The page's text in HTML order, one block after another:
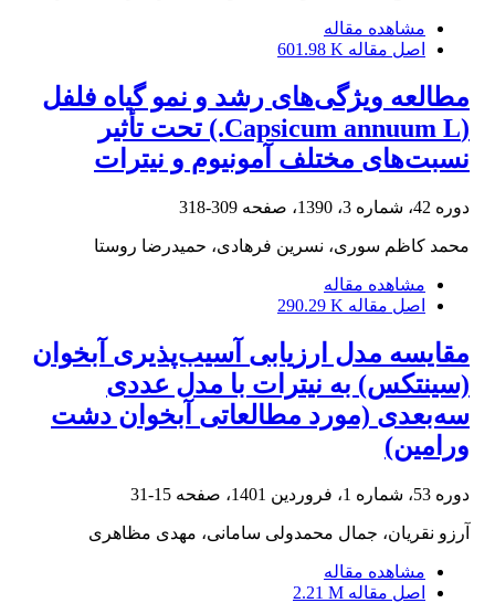
مشاهده مقاله
اصل مقاله 601.98 K
مطالعه ویژگی‌های رشد و نمو گیاه فلفل
(Capsicum annuum L.) تحت تأثیر
نسبت‌های مختلف آمونیوم و نیترات
دوره 42، شماره 3، 1390، صفحه 309-318
محمد کاظم سوری، نسرین فرهادی، حمیدرضا روستا
مشاهده مقاله
اصل مقاله 290.29 K
مقایسه مدل ارزیابی آسیب‌پذیری آبخوان
(سینتکس) به نیترات با مدل عددی
سه‌بعدی (مورد مطالعاتی آبخوان دشت
ورامین)
دوره 53، شماره 1، فروردین 1401، صفحه 15-31
آرزو نقریان، جمال محمدولی سامانی، مهدی مظاهری
مشاهده مقاله
اصل مقاله 2.21 M